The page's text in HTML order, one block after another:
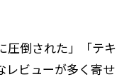
圧倒された」「テキ
レビューが多く寄せ